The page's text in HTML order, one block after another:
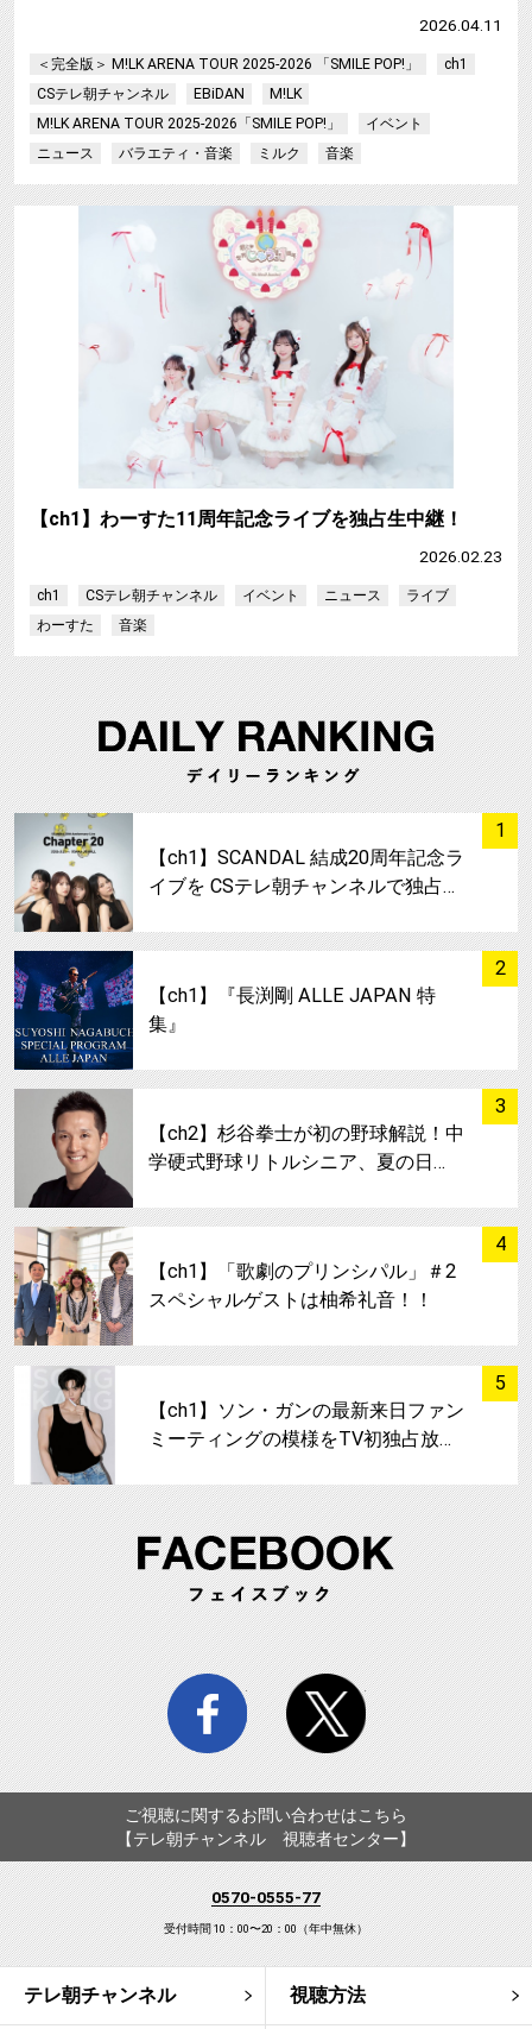
2026.04.11
＜完全版＞ M!LK ARENA TOUR 2025-2026 「SMILE POP!」
ch1
CSテレ朝チャンネル
EBiDAN
M!LK
M!LK ARENA TOUR 2025-2026「SMILE POP!」
イベント
ニュース
バラエティ・音楽 ミルク 音楽
【ch1】わーすた11周年記念ライブを独占生中継！
2026.02.23
ch1 CSテレ朝チャンネル イベント ニュース
ライブ
わーすた
音楽
1
【ch1】SCANDAL 結成20周年記念ラ
イブを CSテレ朝チャンネルで独占…
2
サムネイル
【ch1】『長渕剛 ALLE JAPAN 特
集』
3
【ch2】杉谷拳士が初の野球解説！中
学硬式野球リトルシニア、夏の日…
4
サムネイル
【ch1】「歌劇のプリンシパル」＃2
スペシャルゲストは柚希礼音！！
5
【ch1】ソン・ガンの最新来日ファン
ミーティングの模様をTV初独占放…
facebook twitter
ご視聴に関するお問い合わせはこちら
【テレ朝チャンネル 視聴者センター】
0570-0555-77
受付時間 10：00〜20：00（年中無休）
テレ朝チャンネル 視聴方法